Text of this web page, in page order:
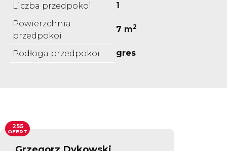
Liczba przedpokoi
1
Powierzchnia
przedpokoi
7 m2
Podłoga przedpokoi gres
255
OFERT